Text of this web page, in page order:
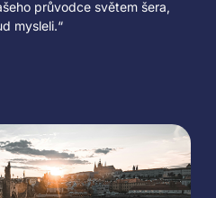
průvodce světem šera,
mysleli.“